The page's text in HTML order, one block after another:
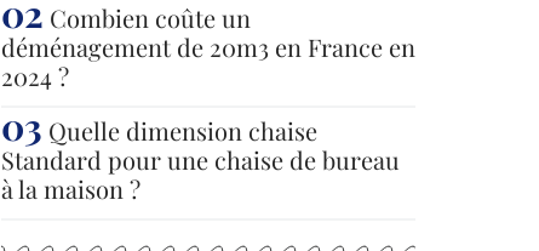
Combien coûte un
déménagement de 20m3 en France en
2024 ?
Quelle dimension chaise
Standard pour une chaise de bureau
à la maison ?